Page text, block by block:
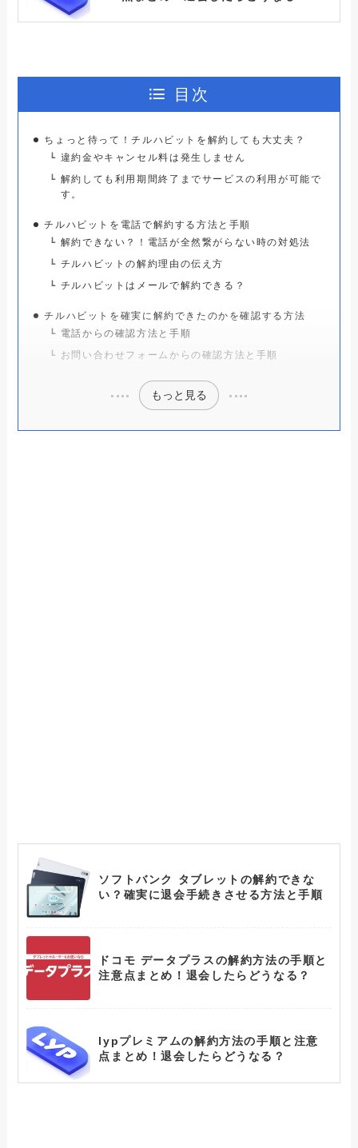
手続きさせる方法と手順
コストコの解約できない？確実に退会手
続きさせる方法と手順
ヌードフュージョン解約できない？確実
に退会手続きさせる方法と手順
まとめ！退会したらどうなる？
dramaboxの解約できない？確実に退会
手続きさせる方法と手順
目次
ちょっと待って！チルハビットを解約しても大丈夫？
違約金やキャンセル料は発生しません
解約しても利用期間終了までサービスの利用が可能で
す。
チルハビットを電話で解約する方法と手順
解約できない？！電話が全然繋がらない時の対処法
チルハビットの解約理由の伝え方
チルハビットはメールで解約できる？
チルハビットを確実に解約できたのかを確認する方法
電話からの確認方法と手順
お問い合わせフォームからの確認方法と手順
もっと見る
ソフトバンク タブレットの解約できな
い？確実に退会手続きさせる方法と手順
ドコモ データプラスの解約方法の手順と
注意点まとめ！退会したらどうなる？
lypプレミアムの解約方法の手順と注意
点まとめ！退会したらどうなる？